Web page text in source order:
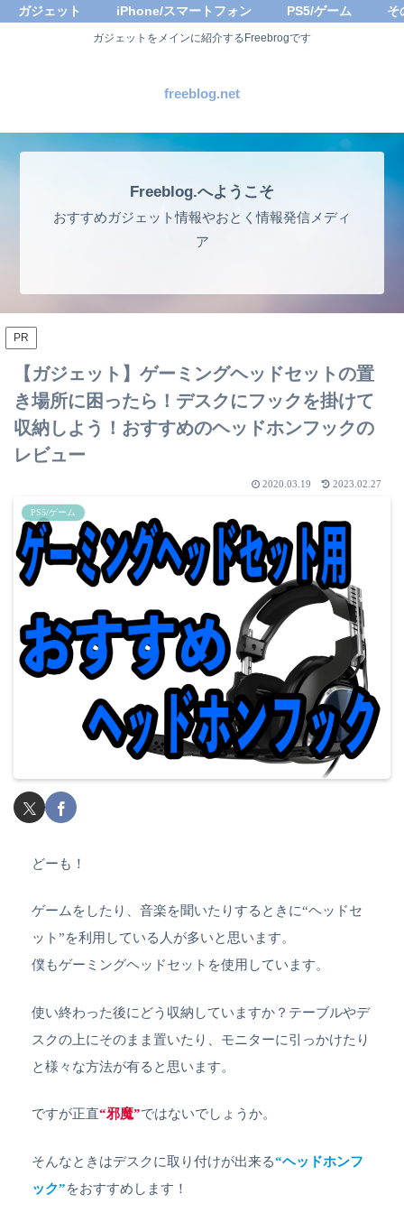
ガジェットをメインに紹介するFreebrogです
freeblog.net
ガジェット iPhone/スマートフォン PS5/ゲーム そ
Freeblog.へようこそ
おすすめガジェット情報やおとく情報発信メディ
ア
PR
【ガジェット】ゲーミングヘッドセットの置
き場所に困ったら！デスクにフックを掛けて
収納しよう！おすすめのヘッドホンフックの
レビュー
2020.03.19 2023.02.27
PS5/ゲーム
どーも！
ゲームをしたり、音楽を聞いたりするときに“ヘッドセ
ット”を利用している人が多いと思います。
僕もゲーミングヘッドセットを使用しています。
使い終わった後にどう収納していますか？テーブルやデ
スクの上にそのまま置いたり、モニターに引っかけたり
と様々な方法が有ると思います。
ですが正直“邪魔”ではないでしょうか。
そんなときはデスクに取り付けが出来る“ヘッドホンフ
ック”をおすすめします！